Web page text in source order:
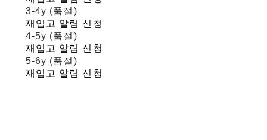
3-4y (품절)
재입고 알림 신청
4-5y (품절)
재입고 알림 신청
5-6y (품절)
재입고 알림 신청